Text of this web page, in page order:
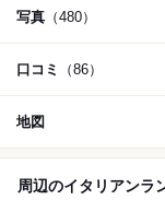
写真 （480）
口コミ （86）
地図
周辺のイタリアンラ